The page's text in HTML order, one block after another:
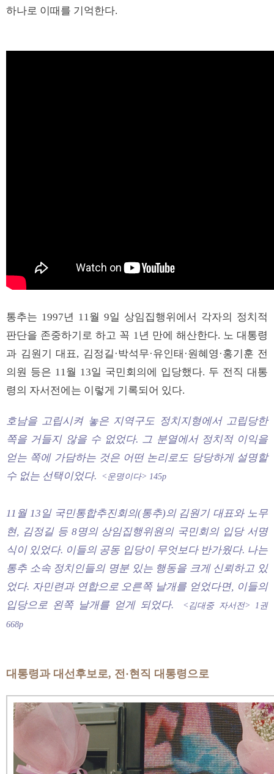
하나로 이때를 기억한다.
통추는 1997년 11월 9일 상임집행위에서 각자의 정치적
판단을 존중하기로 하고 꼭 1년 만에 해산한다. 노 대통령
과 김원기 대표, 김정길·박석무·유인태·원혜영·홍기훈 전
의원 등은 11월 13일 국민회의에 입당했다. 두 전직 대통
령의 자서전에는 이렇게 기록되어 있다.
호남을 고립시켜 놓은 지역구도 정치지형에서 고립당한
쪽을 거들지 않을 수 없었다. 그 분열에서 정치적 이익을
얻는 쪽에 가담하는 것은 어떤 논리로도 당당하게 설명할
수 없는 선택이었다.
<운명이다> 145p
11월 13일 국민통합추진회의(통추)의 김원기 대표와 노무
현, 김정길 등 8명의 상임집행위원의 국민회의 입당 서명
식이 있었다. 이들의 공동 입당이 무엇보다 반가웠다. 나는
통추 소속 정치인들의 명분 있는 행동을 크게 신뢰하고 있
었다. 자민련과 연합으로 오른쪽 날개를 얻었다면, 이들의
입당으로 왼쪽 날개를 얻게 되었다. <김대중 자서전> 1권
668p
대통령과 대선후보로, 전·현직 대통령으로